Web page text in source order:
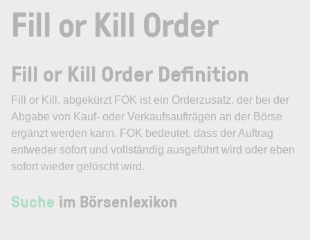
Fill or Kill Order
Fill or Kill Order Definition
Fill or Kill , abgekürzt FOK ist ein Orderzusatz, der bei der
Abgabe von Kauf- oder Verkaufsaufträgen an der Börse
ergänzt werden kann. FOK bedeutet, dass der Auftrag
entweder sofort und vollständig ausgeführt wird oder eben
sofort wieder gelöscht wird.
Suche im Börsenlexikon